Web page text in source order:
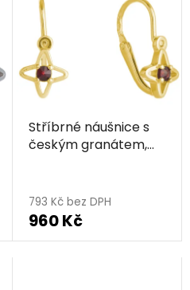
Stříbrné náušnice s
českým granátem,
793 Kč bez DPH
960 Kč